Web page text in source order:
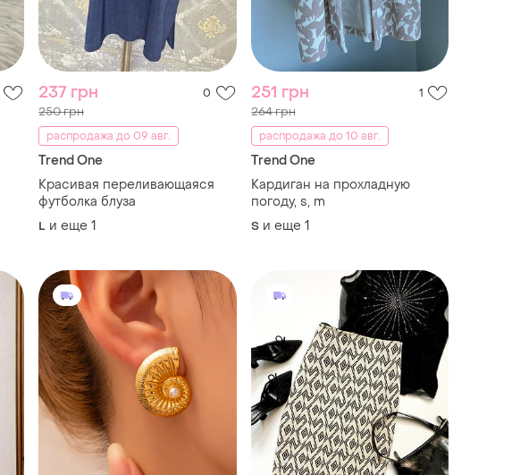
237 грн 0
250 грн
распродажа до 09 авг.
Trend One
Красивая переливающаяся
футболка блуза
L и еще 1
251 грн 1
264 грн
распродажа до 10 авг.
Trend One
Кардиган на прохладную
погоду, s, m
S и еще 1